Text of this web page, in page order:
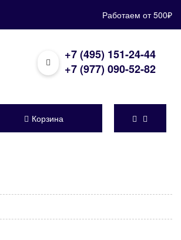
Работаем от 500₽
+7 (495) 151-24-44
+7 (977) 090-52-82
Корзина